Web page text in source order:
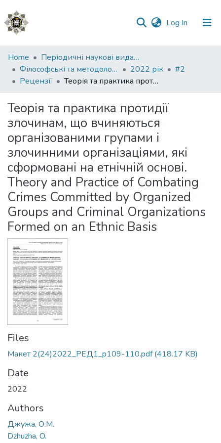
Log In (current)
Communities
&
Collections
Statistics
Home
Періодичні наукові видання НАВС
Філософські та методологічні проблеми права
2022 рік
#2
Рецензії
Теорія та практика протидії злочинам, що вчиняються організованими групами і злочинними організаціями, які сформовані на етнічній основі. Theory and Practice of Combating Crimes Committed by Organized Groups and Criminal Organizations Formed on an Ethnic Basis
Теорія та практика протидії
злочинам, що вчиняються
організованими групами і
злочинними організаціями, які
сформовані на етнічній основі.
Theory and Practice of Combating
Crimes Committed by Organized
Groups and Criminal Organizations
Formed on an Ethnic Basis
Files
Макет 2(24)2022_РЕД1_p109-110.pdf(418.17 KB)
Date
2022
Authors
Джужа, О.М.
Dzhuzha, O.